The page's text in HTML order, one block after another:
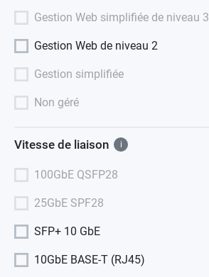
Gestion Web simplifiée de niveau 3
Gestion Web de niveau 2
Gestion simplifiée
Non géré
Vitesse de liaison i
100GbE QSFP28
25GbE SPF28
SFP+ 10 GbE
10GbE BASE-T (RJ45)